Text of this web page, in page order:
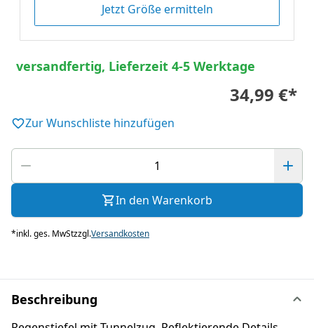
Jetzt Größe ermitteln
versandfertig, Lieferzeit 4-5 Werktage
34,99 €*
Zur Wunschliste hinzufügen
In den Warenkorb
*inkl. ges. MwStzzgl.Versandkosten
Beschreibung